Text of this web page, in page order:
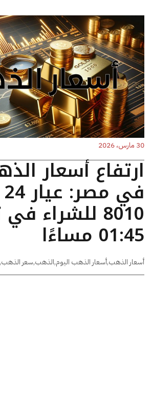
30 مارس، 2026
ارتفاع أسعار
8010 للشراء
01:45 مساءًا
أسعار الذهب,أسعار الذهب اليوم,الذهب,سعر الذهب,